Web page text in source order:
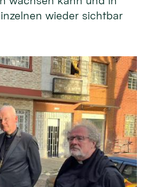
wieder sichtbar